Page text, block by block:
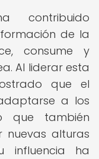
contribuido
de la
consume y
Al liderar esta
que el
a los
que también
nuevas alturas
influencia ha